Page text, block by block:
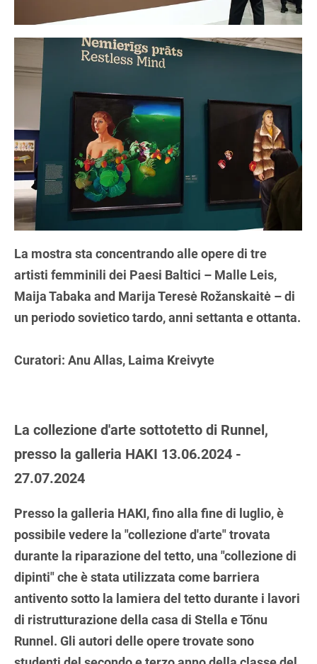
La mostra sta concentrando alle opere di tre
artisti femminili dei Paesi Baltici – Malle Leis,
Maija Tabaka and Marija Teresė Rožanskaitė – di
un periodo sovietico tardo, anni settanta e ottanta.
Curatori: Anu Allas, Laima Kreivyte
La collezione d'arte sottotetto di Runnel,
presso la galleria HAKI 13.06.2024 -
27.07.2024
Presso la galleria HAKI, fino alla fine di luglio, è
possibile vedere la "collezione d'arte" trovata
durante la riparazione del tetto, una "collezione di
dipinti" che è stata utilizzata come barriera
antivento sotto la lamiera del tetto durante i lavori
di ristrutturazione della casa di Stella e Tõnu
Runnel. Gli autori delle opere trovate sono